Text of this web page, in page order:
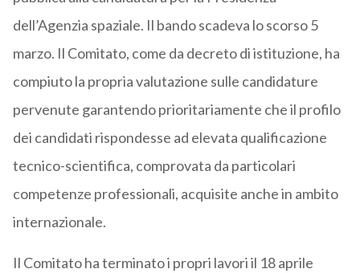
dell’Agenzia spaziale. Il bando scadeva lo scorso 5
marzo. Il Comitato, come da decreto di istituzione, ha
compiuto la propria valutazione sulle candidature
pervenute garantendo prioritariamente che il profilo
dei candidati rispondesse ad elevata qualificazione
tecnico-scientifica, comprovata da particolari
competenze professionali, acquisite anche in ambito
internazionale.
Il Comitato ha terminato i propri lavori il 18 aprile